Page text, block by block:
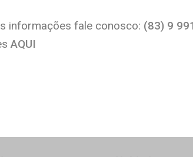
informações fale conosco: (83) 9
AQUI